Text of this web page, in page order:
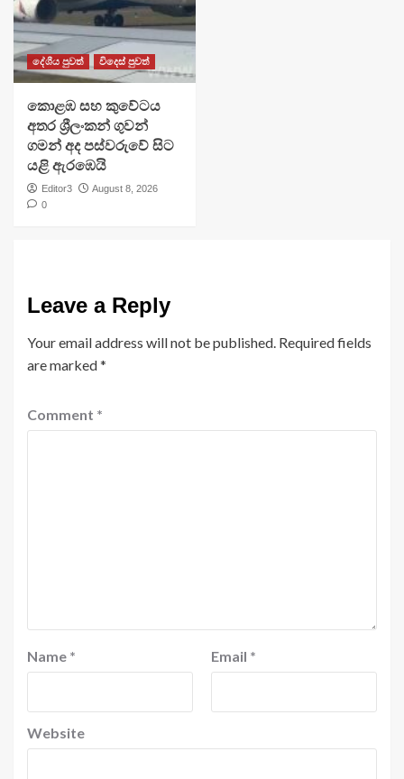
දේශීය පුවත් විදෙස් පුවත්
​කොළඹ සහ කුවේටය
අතර ශ්‍රීලංකන් ගුවන්
ගමන් අද පස්වරුවේ සිට
යළි ඇරඹෙයි
Editor3
August 8, 2026
0
Leave a Reply
Your email address will not be published. Required fields
are marked*
Comment *
Name * Email *
Website